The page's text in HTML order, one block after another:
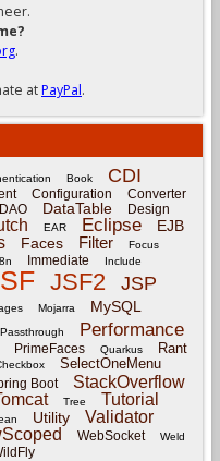
.
atPayPal.
Book CDI
Configuration Converter
DAO DataTable
Design
EAR Eclipse EJB
Faces Filter Focus
Immediate Include
JSF2 JSP
Mojarra MySQL
Passthrough Performance
PrimeFaces Quarkus Rant
SelectOneMenu
Boot StackOverflow
Tree Tutorial
Utility Validator
WebSocket
Weld